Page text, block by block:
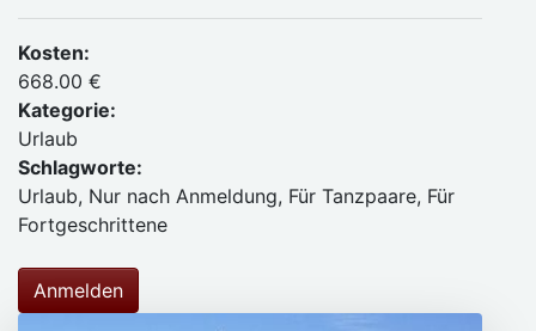
Kosten:
668.00 €
Kategorie:
Urlaub
Schlagworte:
Urlaub, Nur nach Anmeldung, Für Tanzpaare, Für
Fortgeschrittene
Anmelden